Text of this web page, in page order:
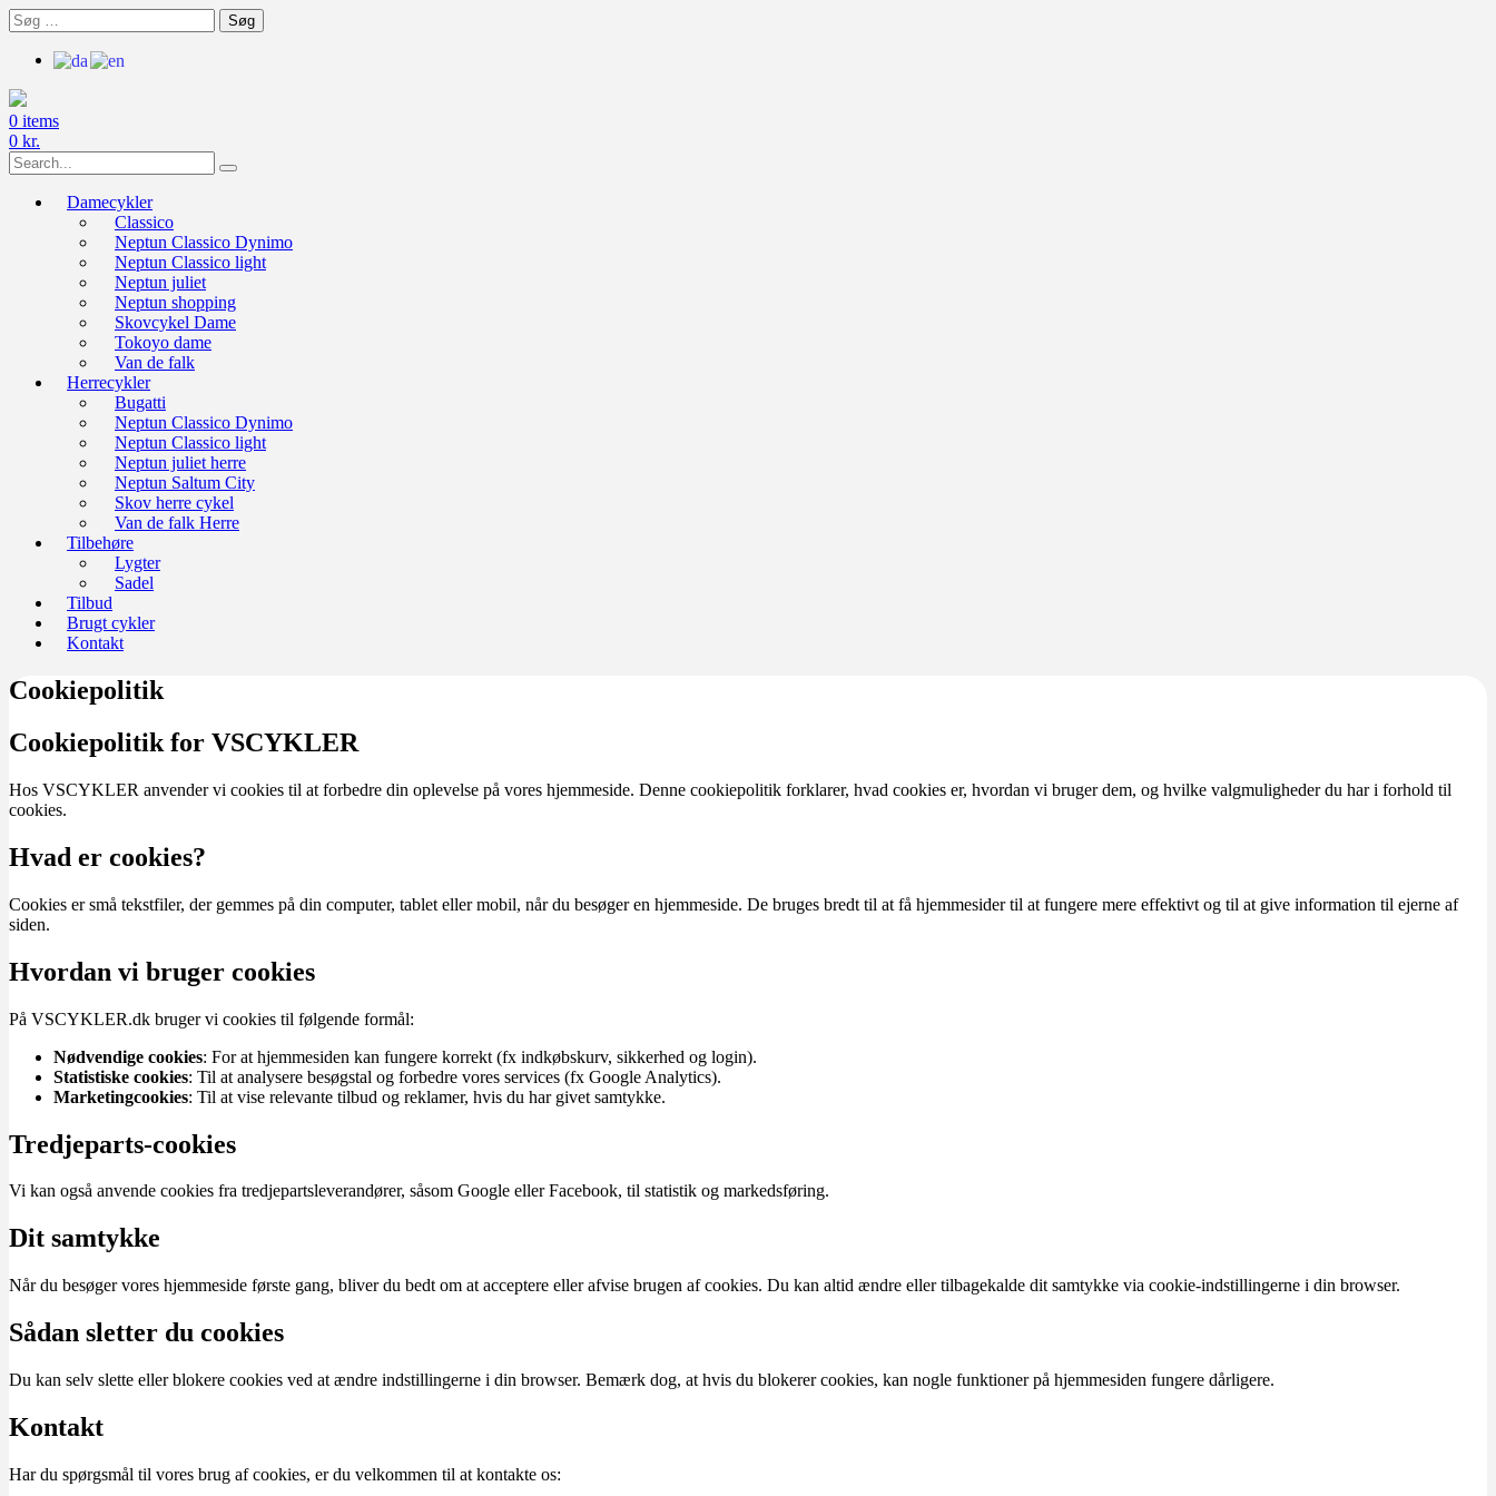
Skip
to
content
Søg
efter:
0 items
0 kr.
Search
for:
Damecykler
Classico
Neptun Classico Dynimo
Neptun Classico light
Neptun juliet
Neptun shopping
Skovcykel Dame
Tokoyo dame
Van de falk
Herrecykler
Bugatti
Neptun Classico Dynimo
Neptun Classico light
Neptun juliet herre
Neptun Saltum City
Skov herre cykel
Van de falk Herre
Tilbehøre
Lygter
Sadel
Tilbud
Brugt cykler
Kontakt
Cookiepolitik
Cookiepolitik for VSCYKLER
Hos VSCYKLER anvender vi cookies til at forbedre din oplevelse på vores hjemmeside. Denne cookiepolitik forklarer, hvad cookies er, hvordan vi bruger dem, og hvilke valgmuligheder du har i forhold til
cookies.
Hvad er cookies?
Cookies er små tekstfiler, der gemmes på din computer, tablet eller mobil, når du besøger en hjemmeside. De bruges bredt til at få hjemmesider til at fungere mere effektivt og til at give information til ejerne af
siden.
Hvordan vi bruger cookies
På VSCYKLER.dk bruger vi cookies til følgende formål:
Nødvendige cookies: For at hjemmesiden kan fungere korrekt (fx indkøbskurv, sikkerhed og login).
Statistiske cookies: Til at analysere besøgstal og forbedre vores services (fx Google Analytics).
Marketingcookies: Til at vise relevante tilbud og reklamer, hvis du har givet samtykke.
Tredjeparts-cookies
Vi kan også anvende cookies fra tredjepartsleverandører, såsom Google eller Facebook, til statistik og markedsføring.
Dit samtykke
Når du besøger vores hjemmeside første gang, bliver du bedt om at acceptere eller afvise brugen af cookies. Du kan altid ændre eller tilbagekalde dit samtykke via cookie-indstillingerne i din browser.
Sådan sletter du cookies
Du kan selv slette eller blokere cookies ved at ændre indstillingerne i din browser. Bemærk dog, at hvis du blokerer cookies, kan nogle funktioner på hjemmesiden fungere dårligere.
Kontakt
Har du spørgsmål til vores brug af cookies, er du velkommen til at kontakte os: